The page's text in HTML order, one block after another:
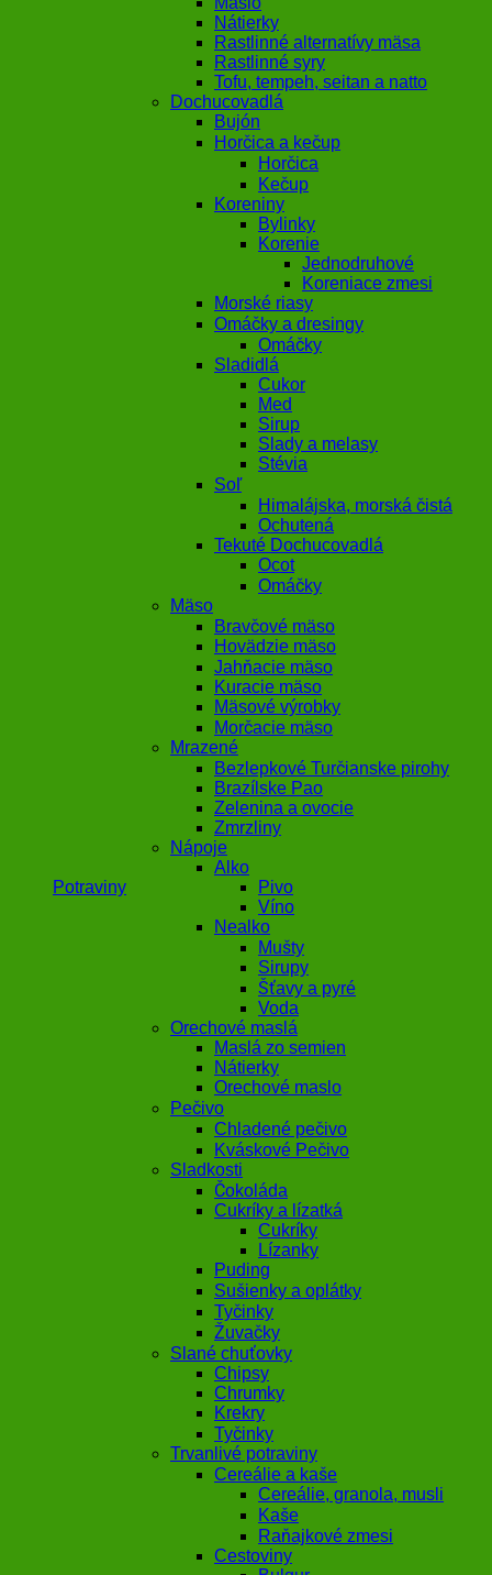
Potraviny
Nátierky
Rastlinné alternatívy mäsa
Rastlinné syry
Tofu, tempeh, seitan a natto
Dochucovadlá
Bujón
Horčica a kečup
Horčica
Kečup
Koreniny
Bylinky
Korenie
Jednodruhové
Koreniace zmesi
Morské riasy
Omáčky a dresingy
Omáčky
Sladidlá
Cukor
Med
Sirup
Slady a melasy
Stévia
Soľ
Himalájska, morská čistá
Ochutená
Tekuté Dochucovadlá
Ocot
Omáčky
Mäso
Bravčové mäso
Hovädzie mäso
Jahňacie mäso
Kuracie mäso
Mäsové výrobky
Morčacie mäso
Mrazené
Bezlepkové Turčianske pirohy
Brazílske Pao
Zelenina a ovocie
Zmrzliny
Nápoje
Alko
Pivo
Víno
Nealko
Mušty
Sirupy
Šťavy a pyré
Voda
Orechové maslá
Maslá zo semien
Nátierky
Orechové maslo
Pečivo
Chladené pečivo
Kváskové Pečivo
Sladkosti
Čokoláda
Cukríky a lízatká
Cukríky
Lízanky
Puding
Sušienky a oplátky
Tyčinky
Žuvačky
Slané chuťovky
Chipsy
Chrumky
Krekry
Tyčinky
Trvanlivé potraviny
Cereálie a kaše
Cereálie, granola, musli
Kaše
Raňajkové zmesi
Cestoviny